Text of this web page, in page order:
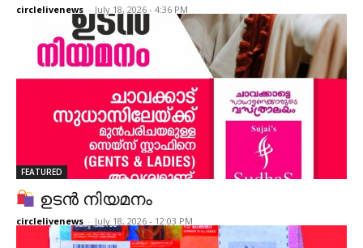
circlelivenews - July 18, 2026 - 4:36 PM
FEATURED
ഉടൻ നിയമനം
circlelivenews - July 18, 2026 - 12:03 PM